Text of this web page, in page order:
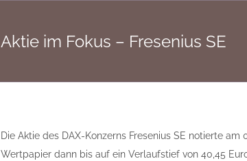
Aktie im Fokus – Fresenius SE
Die Aktie des DAX-Konzerns Fresenius SE notierte
Wertpapier dann bis auf ein Verlaufstief von 40,45